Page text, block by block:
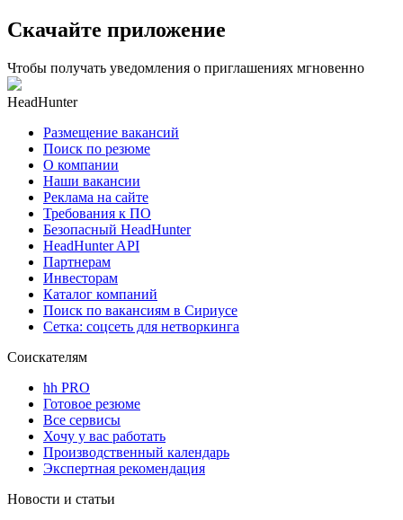
Скачайте приложение
Чтобы получать уведомления о приглашениях мгновенно
HeadHunter
Размещение вакансий
Поиск по резюме
О компании
Наши вакансии
Реклама на сайте
Требования к ПО
Безопасный HeadHunter
HeadHunter API
Партнерам
Инвесторам
Каталог компаний
Поиск по вакансиям в Сириусе
Сетка: соцсеть для нетворкинга
Соискателям
hh PRO
Готовое резюме
Все сервисы
Хочу у вас работать
Производственный календарь
Экспертная рекомендация
Новости и статьи